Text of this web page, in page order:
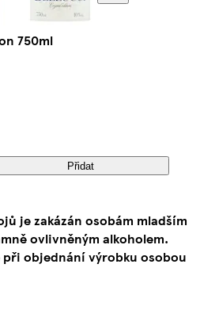
750ml
Přidat
je zakázán osobám mladším
ovlivněným alkoholem.
objednání výrobku osobou